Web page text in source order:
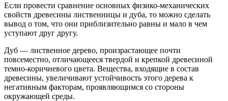
Если провести сравнение основных физико-механических
свойств древесины лиственницы и дуба, то можно сделать
вывод о том, что они приблизительно равны и мало в чем
уступают друг другу.
Дуб — лиственное дерево, произрастающее почти
повсеместно, отличающееся твердой и крепкой древесиной
темно-коричневого цвета. Вещества, входящие в состав
древесины, увеличивают устойчивость этого дерева к
негативным факторам, проявляющимся со стороны
окружающей среды.